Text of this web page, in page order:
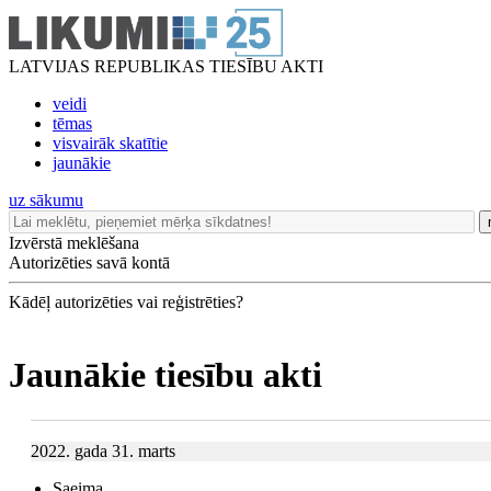
LATVIJAS REPUBLIKAS TIESĪBU AKTI
veidi
tēmas
visvairāk skatītie
jaunākie
uz sākumu
Izvērstā meklēšana
Autorizēties savā kontā
Kādēļ autorizēties vai reģistrēties?
Jaunākie tiesību akti
2022. gada 31. marts